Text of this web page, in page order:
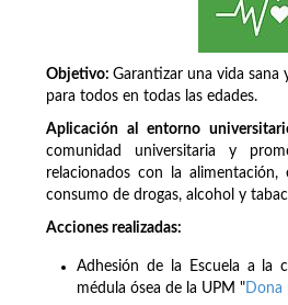
Objetivo: Garantizar una vida sana
para todos en todas las edades.
Aplicación al entorno
comunidad universitaria y
relacionados con la
consumo de drogas, alcohol y
Acciones realizadas:
Adhesión de la Escuela a la
médula ósea de la UPM "